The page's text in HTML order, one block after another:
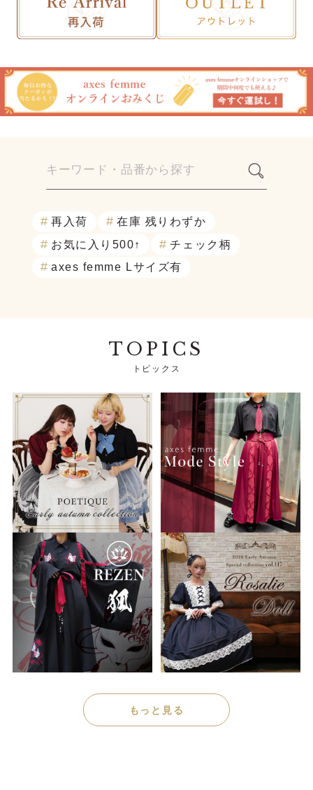
再入荷
在庫 残りわずか
お気に入り500↑
チェック柄
axes femme Lサイズ有
TOPICS
トピックス
もっと見る